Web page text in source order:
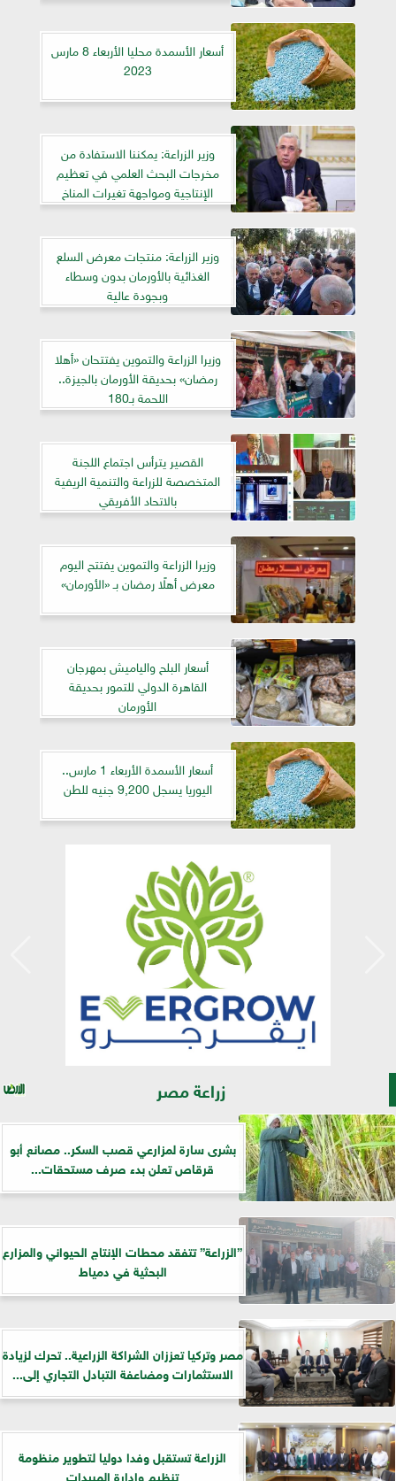
أسعار الأسمدة محليا الأربعاء 8 مارس
2023
وزير الزراعة: يمكننا الاستفادة من
مخرجات البحث العلمي في تعظيم
الإنتاجية ومواجهة تغيرات المناخ
وزير الزراعة: منتجات معرض السلع
الغذائية بالأورمان بدون وسطاء
وبجودة عالية
وزيرا الزراعة والتموين يفتتحان «أهلا
رمضان» بحديقة الأورمان بالجيزة..
اللحمة بـ180
القصير يترأس اجتماع اللجنة
المتخصصة للزراعة والتنمية الريفية
بالاتحاد الأفريقي
وزيرا الزراعة والتموين يفتتح اليوم
معرض أهلًا رمضان بـ «الأورمان»
أسعار البلح والياميش بمهرجان
القاهرة الدولي للتمور بحديقة
الأورمان
أسعار الأسمدة الأربعاء 1 مارس..
اليوريا يسجل 9,200 جنيه للطن
زراعة مصر
بشرى سارة لمزارعي قصب السكر.. مصانع أبو
قرقاص تعلن بدء صرف مستحقات...
”الزراعة” تتفقد محطات الإنتاج الحيواني والمزارع
البحثية في دمياط
مصر وتركيا تعززان الشراكة الزراعية.. تحرك لزيادة
الاستثمارات ومضاعفة التبادل التجاري إلى...
الزراعة تستقبل وفدا دوليا لتطوير منظومة
تنظيم وإدارة المبيدات